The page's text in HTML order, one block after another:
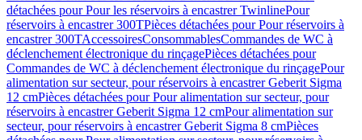
détachées pour Pour les réservoirs à encastrer TwinlinePour
réservoirs à encastrer 300TPièces détachées pour Pour réservoirs à
encastrer 300TAccessoiresConsommablesCommandes de WC à
déclenchement électronique du rinçagePièces détachées pour
Commandes de WC à déclenchement électronique du rinçagePour
alimentation sur secteur, pour réservoirs à encastrer Geberit Sigma
12 cmPièces détachées pour Pour alimentation sur secteur, pour
réservoirs à encastrer Geberit Sigma 12 cmPour alimentation sur
secteur, pour réservoirs à encastrer Geberit Sigma 8 cmPièces